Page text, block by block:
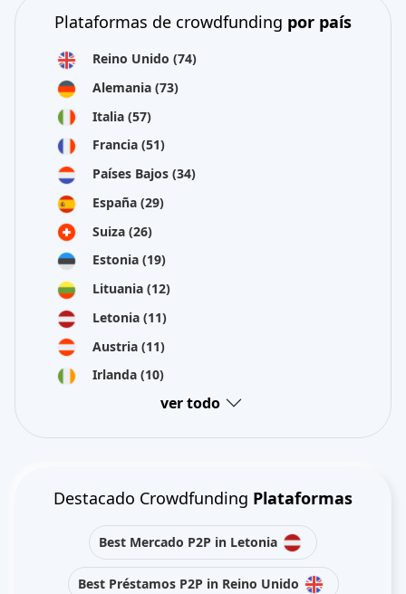
Plataformas de crowdfunding por país
Reino Unido (74)
Alemania (73)
Italia (57)
Francia (51)
Países Bajos (34)
España (29)
Suiza (26)
Estonia (19)
Lituania (12)
Letonia (11)
Austria (11)
Irlanda (10)
ver todo
Destacado Crowdfunding Plataformas
Best Mercado P2P in Letonia
Best Préstamos P2P in Reino Unido